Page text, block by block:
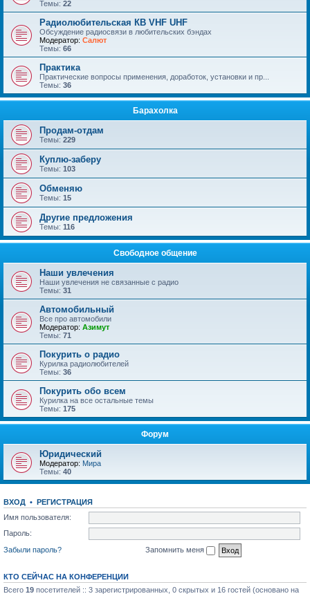
Темы: 22
Радиолюбительская КВ VHF UHF
Обсуждение радиосвязи в любительских бэндах
Модератор: Салют
Темы: 66
Практика
Практические вопросы применения, доработок, установки и пр...
Темы: 36
Барахолка
Продам-отдам
Темы: 229
Куплю-заберу
Темы: 103
Обменяю
Темы: 15
Другие предложения
Темы: 116
Свободное общение
Наши увлечения
Наши увлечения не связанные с радио
Темы: 31
Автомобильный
Все про автомобили
Модератор: Азимут
Темы: 71
Покурить о радио
Курилка радиолюбителей
Темы: 36
Покурить обо всем
Курилка на все остальные темы
Темы: 175
Форум
Юридический
Модератор: Мира
Темы: 40
ВХОД • РЕГИСТРАЦИЯ
Имя пользователя:
Пароль:
Забыли пароль?
Запомнить меня
КТО СЕЙЧАС НА КОНФЕРЕНЦИИ
Всего 19 посетителей :: 3 зарегистрированных, 0 скрытых и 16 гостей (основано на